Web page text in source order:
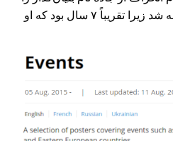
صدا زد که آن هم عجیب تجربه شد زیرا تقریباً ۷ سال بود که او